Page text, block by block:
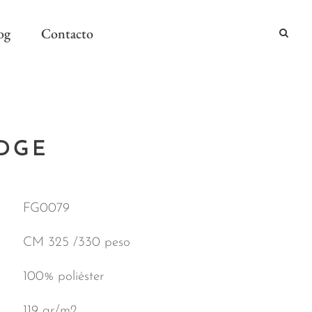
Contacto
FG0079
CM 325 /330 peso
100% poliéster